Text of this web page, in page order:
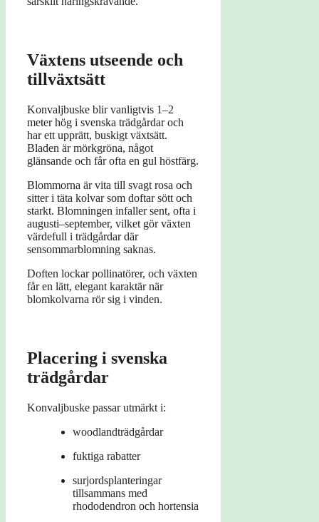
Växtens utseende och
tillväxtsätt
Konvaljbuske blir vanligtvis 1–2
meter hög i svenska trädgårdar och
har ett upprätt, buskigt växtsätt.
Bladen är mörkgröna, något
glänsande och får ofta en gul höstfärg.
Blommorna är vita till svagt rosa och
sitter i täta kolvar som doftar sött och
starkt. Blomningen infaller sent, ofta i
augusti–september, vilket gör växten
värdefull i trädgårdar där
sensommarblomning saknas.
Doften lockar pollinatörer, och växten
får en lätt, elegant karaktär när
blomkolvarna rör sig i vinden.
Placering i svenska
trädgårdar
Konvaljbuske passar utmärkt i:
woodlandträdgårdar
fuktiga rabatter
surjordsplanteringar
tillsammans med
rhododendron och hortensia